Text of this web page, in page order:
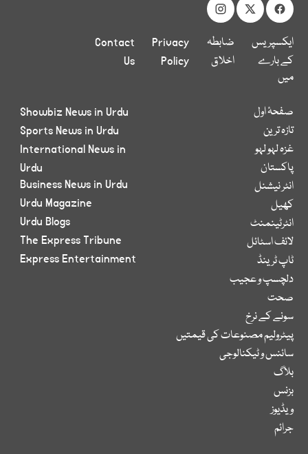
ایکسپریس
کے بارے
میں
ضابطہ
اخلاق
Privacy
Policy
Contact
Us
صفحۂ اول
تازہ ترین
غزہ لہو لہو
پاکستان
انٹر نیشنل
کھیل
انٹرٹینمنٹ
لائف اسٹائل
ٹاپ ٹرینڈ
دلچسپ و عجیب
صحت
سونے کے نرخ
پیٹرولیم مصنوعات کی قیمتیں
سائنس و ٹیکنالوجی
بلاگ
بزنس
ویڈیوز
جرائم
Showbiz News in Urdu
Sports News in Urdu
International News in
Urdu
Business News in Urdu
Urdu Magazine
Urdu Blogs
The Express Tribune
Express Entertainment